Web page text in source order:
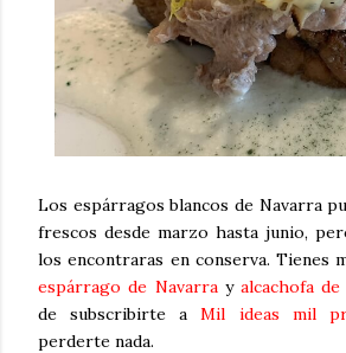
Los espárragos blancos de Navarra
frescos desde marzo hasta junio,
los encontraras en conserva. Tienes
espárrago de Navarrayalcachofa
de subscribirte aMil ideas mil
perderte nada.